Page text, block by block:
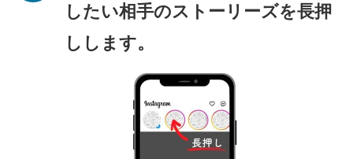
したい相手のストーリーズを長押
しします。